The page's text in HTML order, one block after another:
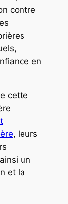
contre
en
cette
, leurs
un
et la